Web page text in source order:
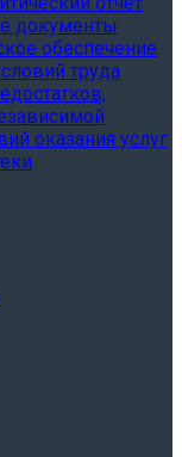
документы
обеспечение
труда
оказания услуг